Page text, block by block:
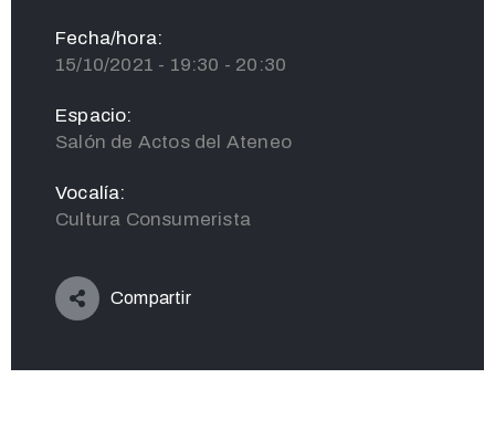
Fecha/hora:
15/10/2021 - 19:30 - 20:30
Espacio:
Salón de Actos del Ateneo
Vocalía:
Cultura Consumerista
Compartir